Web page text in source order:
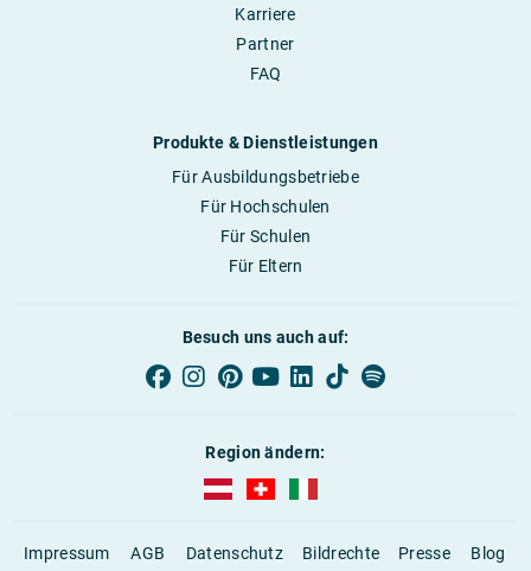
Karriere
Partner
FAQ
Produkte & Dienstleistungen
Für Ausbildungsbetriebe
Für Hochschulen
Für Schulen
Für Eltern
Besuch uns auch auf:
Region ändern:
AUBI-plus Österreich (deutsch)
Impressum AGB Datenschutz Bildrechte Presse Blog